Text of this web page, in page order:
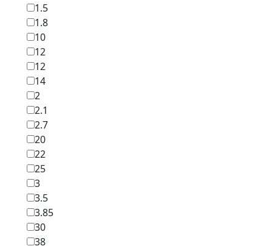
1.5
1.8
10
12
12
14
2
2.1
2.7
20
22
25
3
3.5
3.85
30
38